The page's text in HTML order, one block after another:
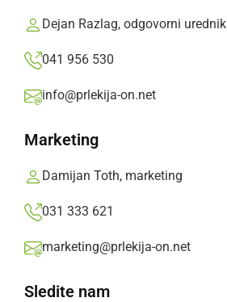
Dejan Razlag, odgovorni urednik
041 956 530
info@prlekija-on.net
Marketing
Damijan Toth, marketing
031 333 621
marketing@prlekija-on.net
Sledite nam
nedelja, 29. januar 2017 ob 10:22
Popularne rubrike novic
Družabno
Kultura